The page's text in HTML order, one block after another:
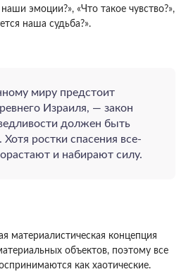
эмоции?», «Что такое чувство?»,
наша судьба?».
миру предстоит
Израиля, — закон
должен быть
ростки спасения все-
и набирают силу.
материалистическая концепция
объектов, поэтому все
как хаотические.